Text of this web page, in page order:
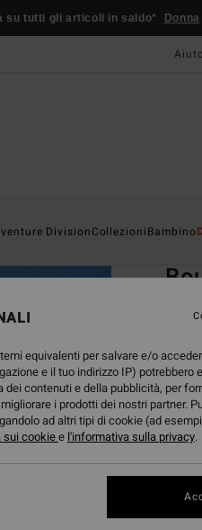
su tutti gli articoli in saldo* Donna
DivisionCollezioniBambino
ECO-
99,95
equivalenti per salvare e/o
e il tuo indirizzo IP) potrebbero
contenuti e della pubblicità, per
i prodotti dei nostri partner.
ad altri tipi di cookie (ad
sui cookiee l'informativa sulla privacy.